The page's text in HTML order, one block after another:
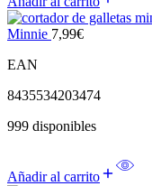
Minnie 7,99€
EAN
8435534203474
999 disponibles
Añadir al carrito